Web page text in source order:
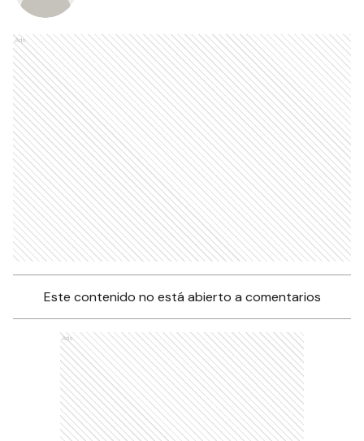
Ads
Este contenido no está abierto a comentarios
Ads